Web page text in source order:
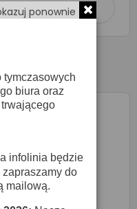
ponownie
tymczasowych
biura oraz
infolinia będzie
do
mailową.